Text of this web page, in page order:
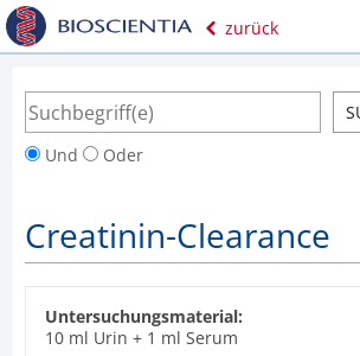
zurück
Und Oder
Creatinin-Clearance
Untersuchungsmaterial:
10 ml Urin + 1 ml Serum